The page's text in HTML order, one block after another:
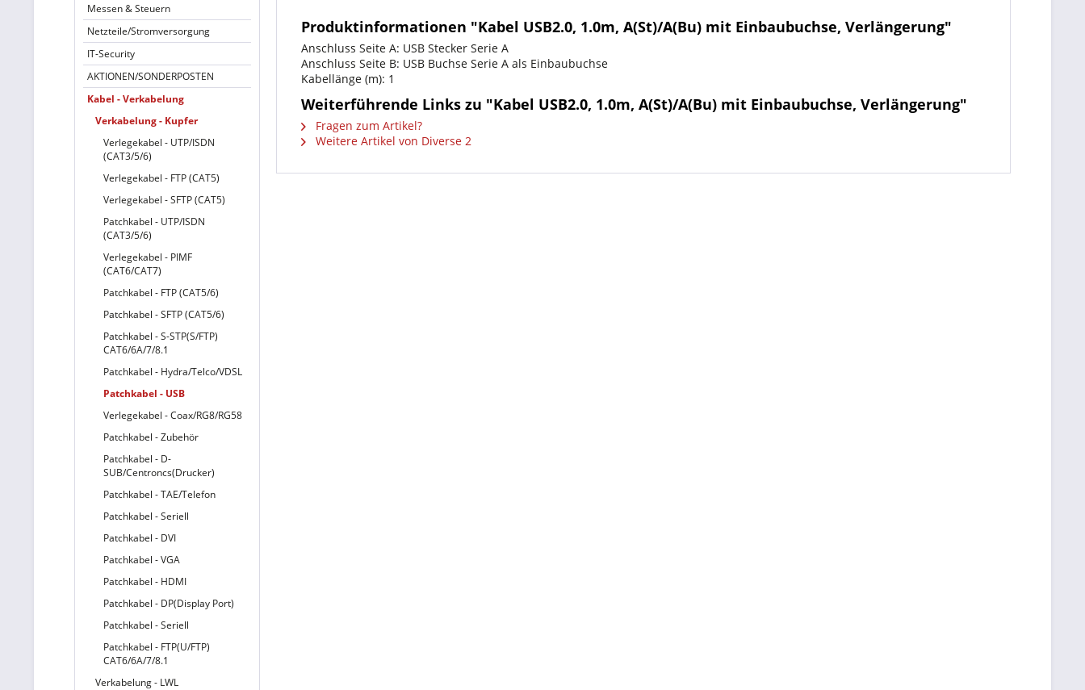
Messen & Steuern
Netzteile/Stromversorgung
IT-Security
AKTIONEN/SONDERPOSTEN
Kabel - Verkabelung
Verkabelung - Kupfer
Verlegekabel - UTP/ISDN
(CAT3/5/6)
Verlegekabel - FTP (CAT5)
Verlegekabel - SFTP (CAT5)
Patchkabel - UTP/ISDN
(CAT3/5/6)
Verlegekabel - PIMF
(CAT6/CAT7)
Patchkabel - FTP (CAT5/6)
Patchkabel - SFTP (CAT5/6)
Patchkabel - S-STP(S/FTP)
CAT6/6A/7/8.1
Patchkabel - Hydra/Telco/VDSL
Patchkabel - USB
Verlegekabel - Coax/RG8/RG58
Patchkabel - Zubehör
Patchkabel - D-
SUB/Centroncs(Drucker)
Patchkabel - TAE/Telefon
Patchkabel - Seriell
Patchkabel - DVI
Patchkabel - VGA
Patchkabel - HDMI
Patchkabel - DP(Display Port)
Patchkabel - Seriell
Patchkabel - FTP(U/FTP)
CAT6/6A/7/8.1
Verkabelung - LWL
Produktinformationen "Kabel USB2.0, 1.0m, A(St)/A(Bu) mit Einbaubuchse, Verlängerung"
Anschluss Seite A: USB Stecker Serie A
Anschluss Seite B: USB Buchse Serie A als Einbaubuchse
Kabellänge (m): 1
Weiterführende Links zu "Kabel USB2.0, 1.0m, A(St)/A(Bu) mit Einbaubuchse, Verlängerung"
Fragen zum Artikel?
Weitere Artikel von Diverse 2